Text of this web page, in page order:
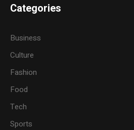
Categories
Business
Culture
Fashion
Food
Tech
Sports